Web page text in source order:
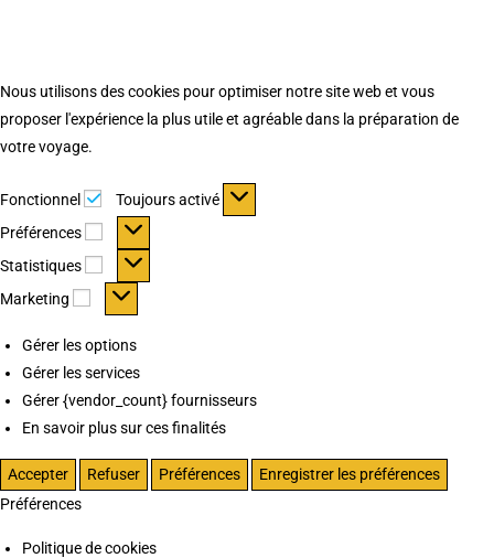
Nous utilisons des cookies pour optimiser notre site web et vous
proposer l'expérience la plus utile et agréable dans la préparation de
votre voyage.
Fonctionnel Fonctionnel
Toujours activé
Préférences
Préférences
Statistiques Statistiques
Marketing Marketing
Gérer les options
Gérer les services
Gérer {vendor_count} fournisseurs
En savoir plus sur ces finalités
Accepter Refuser Préférences
Enregistrer les préférences
Préférences
Politique de cookies